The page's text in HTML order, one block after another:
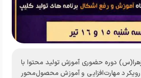
دوره حضوری آموزش تولید محتوا با
رویکرد مهارت‌افزایی و آموزش محصول‌محور